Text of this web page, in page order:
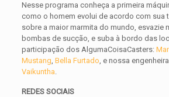
Nesse programa conheça a primeira
como o homem evolui de acordo com sua
sobre a maior marmita do mundo, esvazie
bombas de sucção, e suba à bordo das
participação dos AlgumaCoisaCasters:
Mustang,Bella Furtado, e nossa
Vaikuntha.
REDES SOCIAIS